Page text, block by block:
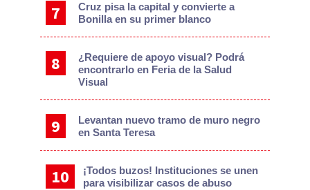
Cruz pisa la capital y convierte a
Bonilla en su primer blanco
¿Requiere de apoyo visual? Podrá
encontrarlo en Feria de la Salud
Visual
Levantan nuevo tramo de muro negro
en Santa Teresa
¡Todos buzos! Instituciones se unen
para visibilizar casos de abuso